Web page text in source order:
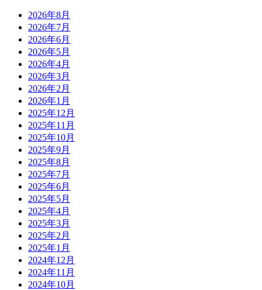
2026年8月
2026年7月
2026年6月
2026年5月
2026年4月
2026年3月
2026年2月
2026年1月
2025年12月
2025年11月
2025年10月
2025年9月
2025年8月
2025年7月
2025年6月
2025年5月
2025年4月
2025年3月
2025年2月
2025年1月
2024年12月
2024年11月
2024年10月